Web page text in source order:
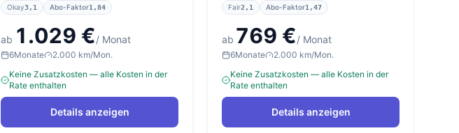
Okay3,1 Abo-Faktor1,84
ab 1.029 €/ Monat
6Monate
2.000 km/Mon.
Keine Zusatzkosten — alle Kosten in der
Rate enthalten
Details anzeigen
Fair2,1 Abo-Faktor1,47
ab 769 €/ Monat
6Monate
2.000 km/Mon.
Keine Zusatzkosten — alle Kosten in der
Rate enthalten
Details anzeigen